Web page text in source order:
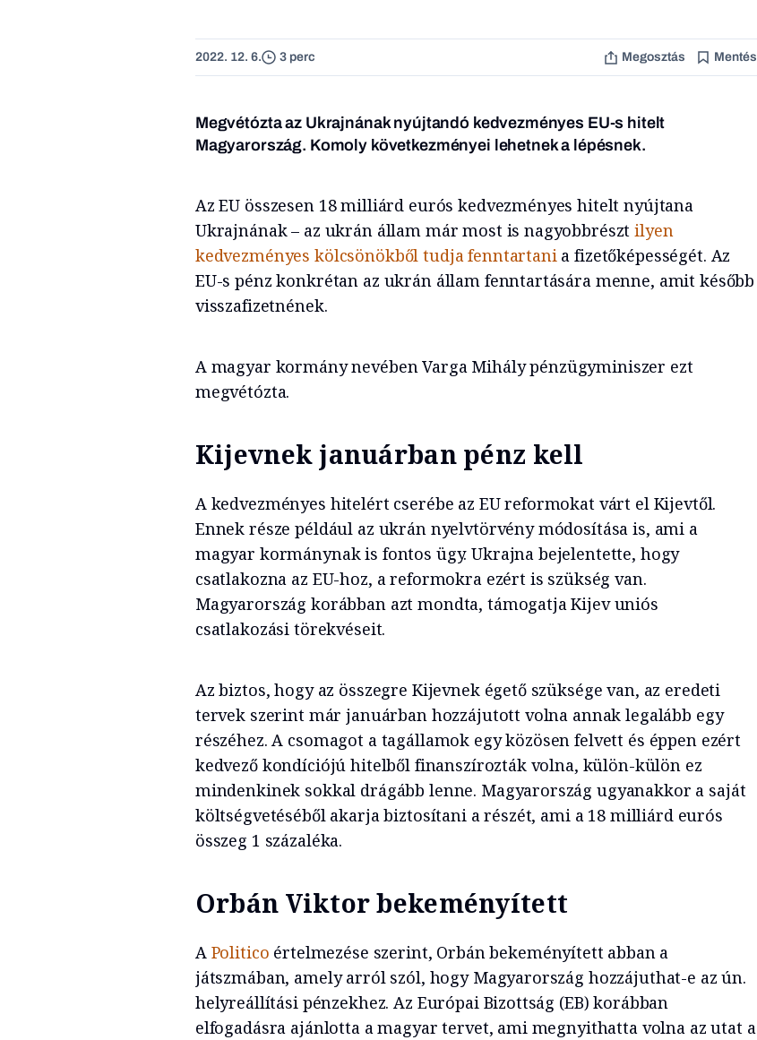
2022. 12. 6. 3 perc Megosztás Mentés
Megvétózta az Ukrajnának nyújtandó kedvezményes EU-s hitelt
Magyarország. Komoly következményei lehetnek a lépésnek.
Az EU összesen 18 milliárd eurós kedvezményes hitelt nyújtana
Ukrajnának – az ukrán állam már most is nagyobbrésztilyen
kedvezményes kölcsönökből tudja fenntartani a fizetőképességét. Az
EU-s pénz konkrétan az ukrán állam fenntartására menne, amit később
visszafizetnének.
A magyar kormány nevében Varga Mihály pénzügyminiszer ezt
megvétózta.
Kijevnek januárban pénz kell
A kedvezményes hitelért cserébe az EU reformokat várt el Kijevtől.
Ennek része például az ukrán nyelvtörvény módosítása is, ami a
magyar kormánynak is fontos ügy. Ukrajna bejelentette, hogy
csatlakozna az EU-hoz, a reformokra ezért is szükség van.
Magyarország korábban azt mondta, támogatja Kijev uniós
csatlakozási törekvéseit.
Az biztos, hogy az összegre Kijevnek égető szüksége van, az eredeti
tervek szerint már januárban hozzájutott volna annak legalább egy
részéhez. A csomagot a tagállamok egy közösen felvett és éppen ezért
kedvező kondíciójú hitelből finanszírozták volna, külön-külön ez
mindenkinek sokkal drágább lenne. Magyarország ugyanakkor a saját
költségvetéséből akarja biztosítani a részét, ami a 18 milliárd eurós
összeg 1 százaléka.
Orbán Viktor bekeményített
A Politico értelmezése szerint, Orbán bekeményített abban a
játszmában, amely arról szól, hogy Magyarország hozzájuthat-e az ún.
helyreállítási pénzekhez. Az Európai Bizottság (EB) korábban
elfogadásra ajánlotta a magyar tervet, ami megnyithatta volna az utat a